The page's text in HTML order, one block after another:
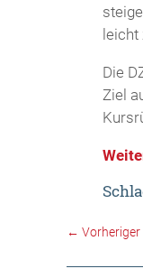
leicht
Die
Ziel
← Vorheriger